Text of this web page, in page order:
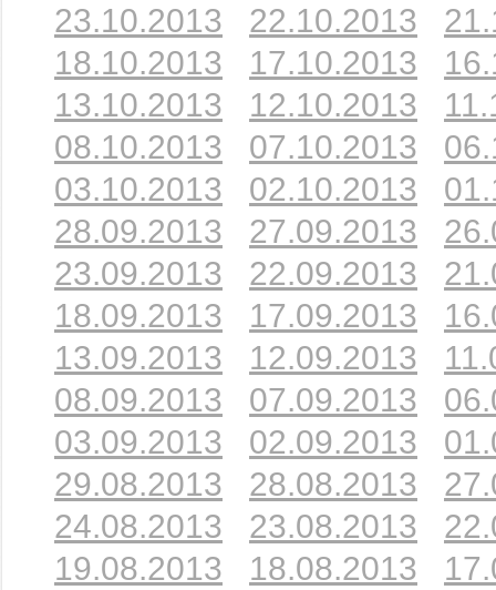
23.10.2013
22.10.2013
18.10.2013
17.10.2013
13.10.2013
12.10.2013
08.10.2013
07.10.2013
03.10.2013
02.10.2013
28.09.2013
27.09.2013
23.09.2013
22.09.2013
18.09.2013
17.09.2013
13.09.2013
12.09.2013
08.09.2013
07.09.2013
03.09.2013
02.09.2013
29.08.2013
28.08.2013
24.08.2013
23.08.2013
19.08.2013
18.08.2013